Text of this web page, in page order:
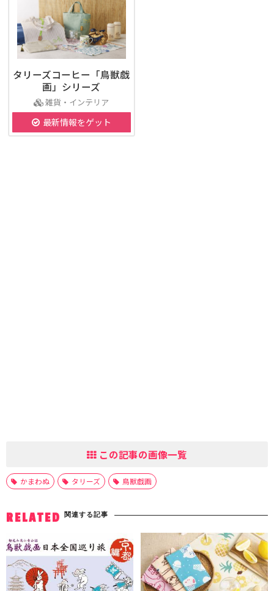
タリーズコーヒー「鳥獣戯
画」シリーズ
雑貨・インテリア
最新情報をゲット
この記事の画像一覧
かまわぬ タリーズ 鳥獣戯画
RELATED 関連する記事